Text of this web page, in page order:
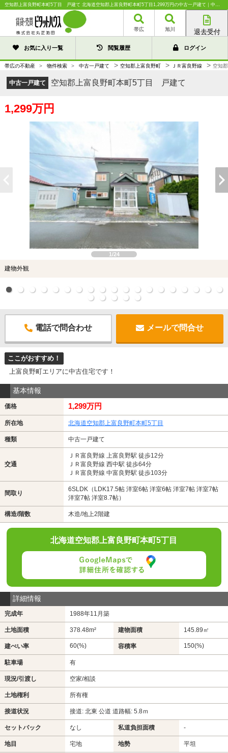
空知郡上富良野町本町5丁目 戸建て 北海道空知郡上富良野町本町5丁目1,299万円の中古一戸建て｜中古住宅や中古物件情報｜株式会社丸正池田
帯広 旭川 退去受付
旭川店
お気に入り一覧 閲覧履歴 ログイン
帯広の不動産 > 物件検索 > 中古一戸建て > 空知郡上富良野町 > ＪＲ富良野線 > 空知
中古一戸建て 空知郡上富良野町本町5丁目 戸建て
1,299万円
1/24
建物外観
電話で問合わせ メールで問合せ
ここがおすすめ！
上富良野町エリアに中古住宅です！
基本情報
価格 1,299万円
所在地 北海道空知郡上富良野町本町5丁目
種類 中古一戸建て
交通
ＪＲ富良野線 上富良野駅 徒歩12分
ＪＲ富良野線 西中駅 徒歩64分
ＪＲ富良野線 中富良野駅 徒歩103分
間取り
6SLDK（LDK17.5帖 洋室6帖 洋室6帖 洋室7帖 洋室7帖
洋室7帖 洋室8.7帖）
構造/階数 木造/地上2階建
北海道空知郡上富良野町本町5丁目
詳細情報
完成年 1988年11月築
土地面積 378.48m² 建物面積 145.89㎡
建ぺい率 60(%) 容積率 150(%)
駐車場 有
現況/引渡し 空家/相談
土地権利 所有権
接道状況 接道: 北東 公道 道路幅: 5.8ｍ
セットバック なし 私道負担面積 -
地目 宅地 地勢 平坦